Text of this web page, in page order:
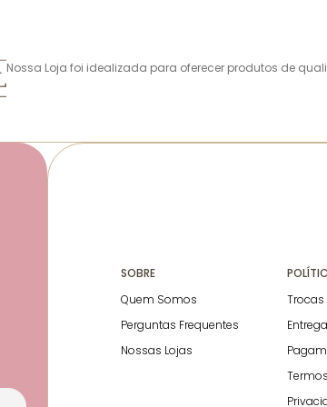
Nossa Loja foi idealizada para oferecer produtos de
SOBRE
Quem Somos
Perguntas Frequentes
Nossas Lojas
Trocas